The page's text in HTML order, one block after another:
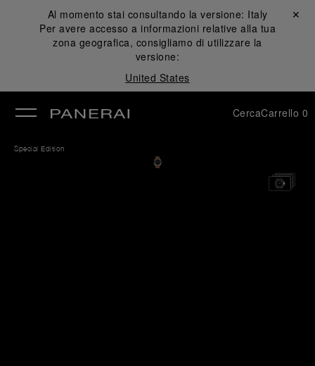
Al momento stai consultando la versione: Italy
Per avere accesso a informazioni relative alla tua
zona geografica, consigliamo di utilizzare la
versione:
United States
Chiudi ✕
CercaCarrello 0
Special Edition